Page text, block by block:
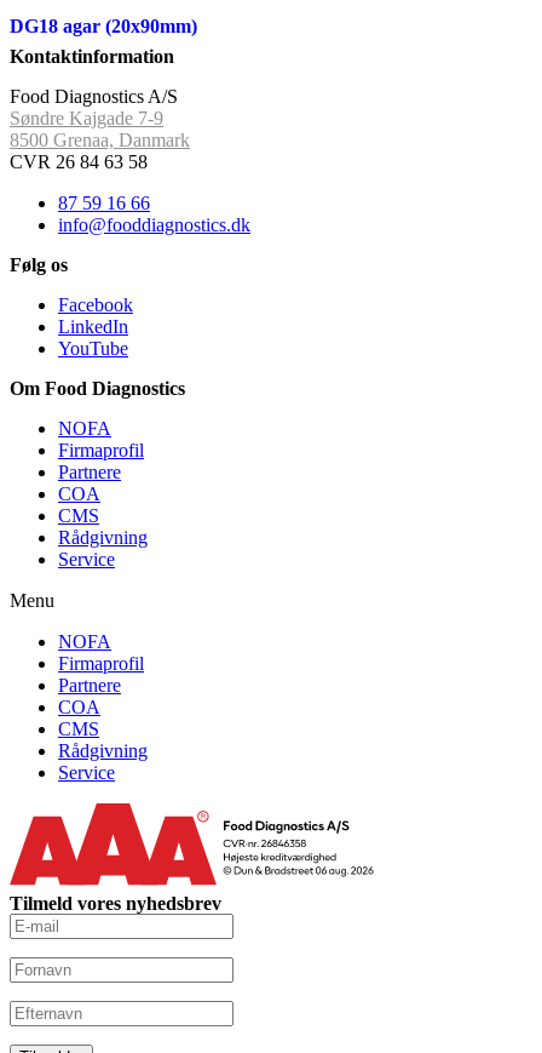
DG18 agar (20x90mm)
Kontaktinformation
Food Diagnostics A/S
Søndre Kajgade 7-9
8500 Grenaa, Danmark
CVR 26 84 63 58
87 59 16 66
info@fooddiagnostics.dk
Følg os
Facebook
LinkedIn
YouTube
Om Food Diagnostics
NOFA
Firmaprofil
Partnere
COA
CMS
Rådgivning
Service
Menu
NOFA
Firmaprofil
Partnere
COA
CMS
Rådgivning
Service
Tilmeld vores nyhedsbrev